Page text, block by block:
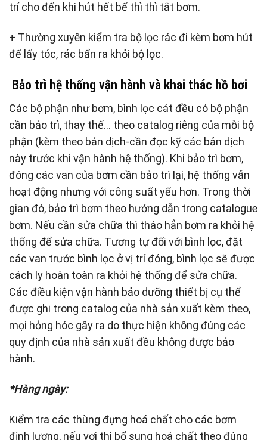
trí cho đến khi hút hết bể thì thì tắt bơm.
+ Thường xuyên kiểm tra bộ lọc rác đi kèm bơm hút
để lấy tóc, rác bẩn ra khỏi bộ lọc.
Bảo trì hệ thống vận hành và khai thác hồ bơi
Các bộ phận như bơm, bình lọc cát đều có bộ phận
cần bảo trì, thay thế… theo catalog riêng của mỗi bộ
phận (kèm theo bản dịch-cần đọc kỹ các bản dịch
này trước khi vận hành hệ thống). Khi bảo trì bơm,
đóng các van của bơm cần bảo trì lại, hệ thống vẫn
hoạt động nhưng với công suất yếu hơn. Trong thời
gian đó, bảo trì bơm theo hướng dẫn trong catalogue
bơm. Nếu cần sửa chữa thì tháo hẳn bơm ra khỏi hệ
thống để sửa chữa. Tương tự đối với bình lọc, đặt
các van trước bình lọc ở vị trí đóng, bình lọc sẽ được
cách ly hoàn toàn ra khỏi hệ thống để sửa chữa.
Các điều kiện vận hành bảo dưỡng thiết bị cụ thể
được ghi trong catalog của nhà sản xuất kèm theo,
mọi hỏng hóc gây ra do thực hiện không đúng các
quy định của nhà sản xuất đều không được bảo
hành.
*Hàng ngày:
Kiểm tra các thùng đựng hoá chất cho các bơm
định lượng, nếu vơi thì bổ sung hoá chất theo đúng